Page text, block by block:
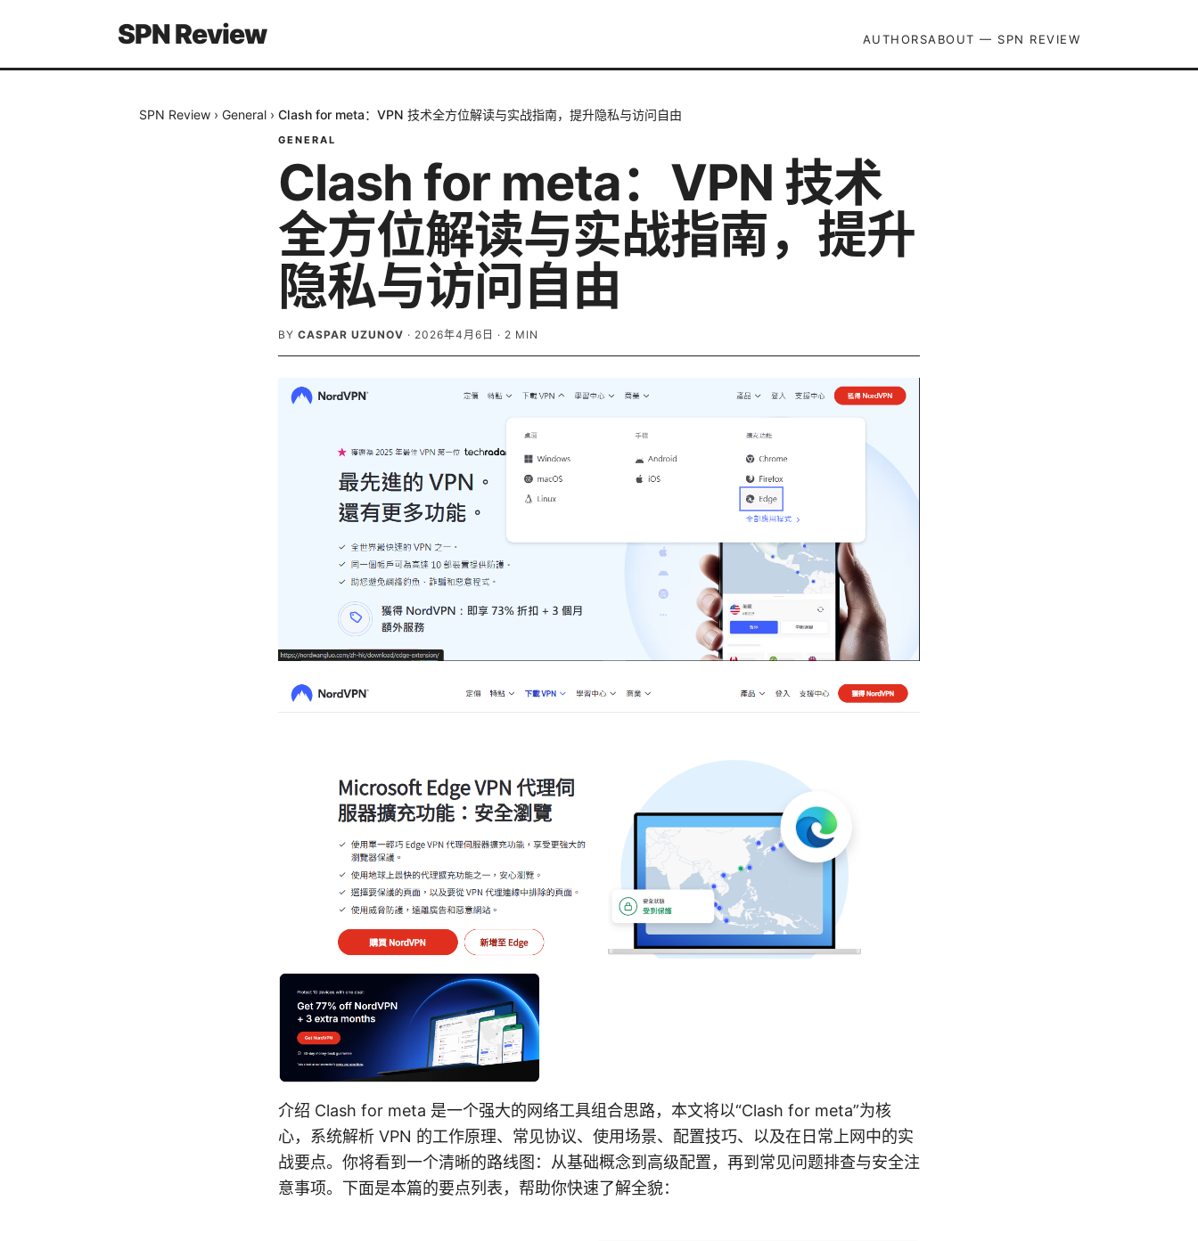
SPN Review AUTHORSABOUT — SPN REVIEW
SPN Review › General › Clash for meta：VPN 技术全方位解读与实战指南，提升隐私与访问自由
GENERAL
Clash for meta：VPN 技术
全方位解读与实战指南，提升
隐私与访问自由
BY CASPAR UZUNOV · 2026年4月6日 · 2 MIN
介绍 Clash for meta 是一个强大的网络工具组合思路，本文将以“Clash for meta”为核
心，系统解析 VPN 的工作原理、常见协议、使用场景、配置技巧、以及在日常上网中的实
战要点。你将看到一个清晰的路线图：从基础概念到高级配置，再到常见问题排查与安全注
意事项。下面是本篇的要点列表，帮助你快速了解全貌：